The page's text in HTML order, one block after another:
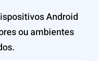
Android
ou ambientes